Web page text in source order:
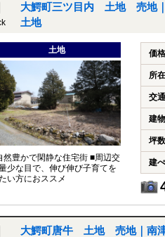
大鰐町三ツ目内 土地 売地｜
土地
土地
然豊かで閑静な住宅街 ■周辺交
少な目で、伸び伸び子育てを
い方におススメ
価格
所
交通
建
坪数
建
大鰐町唐牛 土地 売地｜南